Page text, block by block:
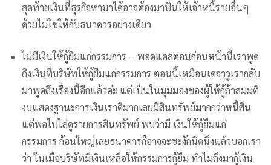
สุดท้ายเงินที่ธุรกิจหามาได้อาจต้องมาปันให้เจ้าหนี้รายอื่นๆ
ด้วยไม่ใช่ให้กับธนาคารอย่างเดียว
ไม่มีเงินให้กู้ยืมแก่กรรมการ = พอดแคสตอนก่อนหน้านี้เราพูด
ถึงเงินที่บริษัทให้กู้ยืมแก่กรรมการ ตอนนี้เหมือนเดจาวูเรากลับ
มาพูดถึงเรื่องนี้อีกแล้วค่ะ แต่เป็นในมุมมองของผู้ให้กู้ถ้าสมมติ
งบแสดงฐานะการเงินเราดีมากเลยมีสินทรัพย์มากกว่าหนี้สิน
แต่พอไปไล่ดูรายการสินทรัพย์ พบว่ามี เงินให้กู้ยืมแก่
กรรมการ ก้อนใหญ่เลยธนาคารก็อาจจะชะงักนิดนึงแล้วบอกเรา
ว่า ในเมื่อบริษัทมีเงินเหลือให้กรรมการกู้ยืม ทำไมถึงมากู้เงิน